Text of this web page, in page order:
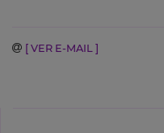
[ VER E-MAIL ]